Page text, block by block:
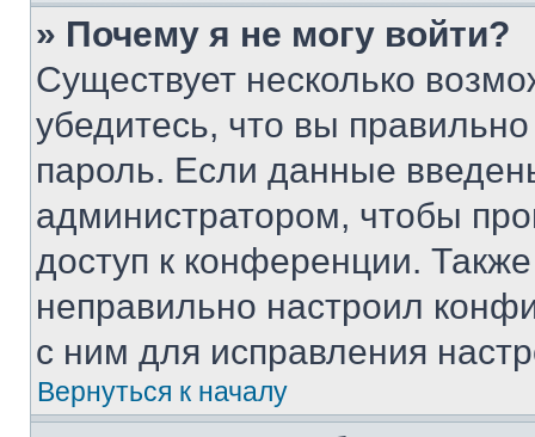
» Почему я не могу войти?
Существует несколько
убедитесь, что вы
пароль. Если данные
администратором, чтобы
доступ к конференции.
неправильно настроил
с ним для исправления
Вернуться к началу